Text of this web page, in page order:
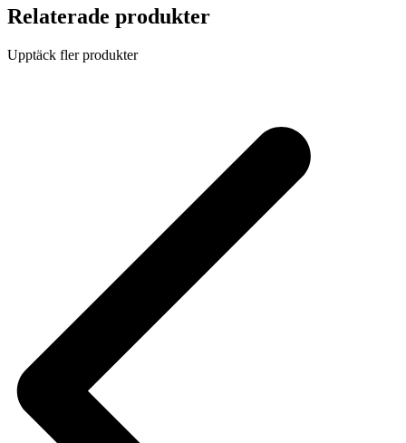
Relaterade produkter
Upptäck fler produkter